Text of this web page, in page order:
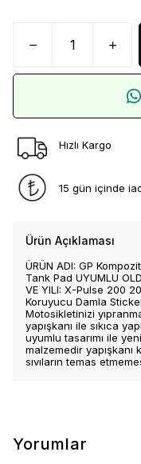
Hızlı Kargo
15 gün içinde
Ürün Açıklaması
ÜRÜN ADI: GP
Tank Pad UYUMLU
VE YILI: X-Pulse 200
Koruyucu Damla
Motosikletinizi
yapışkanı ile sıkıca
uyumlu tasarımı ile
malzemedir yapışkanı
sıvıların temas
Yorumlar